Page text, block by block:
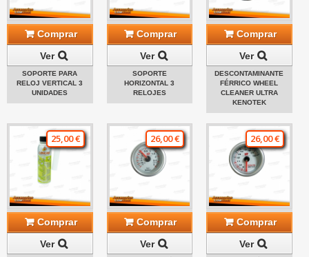
Comprar
Ver
SOPORTE PARA
RELOJ VERTICAL 3
UNIDADES
Comprar
Ver
SOPORTE
HORIZONTAL 3
RELOJES
Comprar
Ver
DESCONTAMINANTE
FÉRRICO WHEEL
CLEANER ULTRA
KENOTEK
25,00 €
Comprar
Ver
26,00 €
Comprar
Ver
26,00 €
Comprar
Ver